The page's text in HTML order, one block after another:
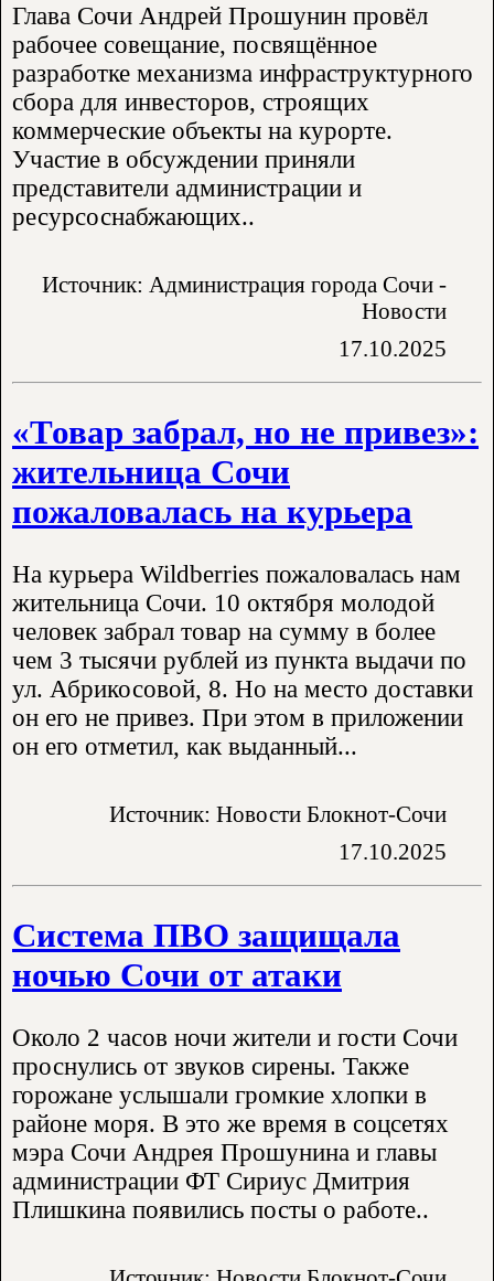
Глава Сочи Андрей Прошунин провёл
рабочее совещание, посвящённое
разработке механизма инфраструктурного
сбора для инвесторов, строящих
коммерческие объекты на курорте.
Участие в обсуждении приняли
представители администрации и
ресурсоснабжающих..
Источник: Администрация города Сочи -
Новости
17.10.2025
«Товар забрал, но не привез»:
жительница Сочи
пожаловалась на курьера
На курьера Wildberries пожаловалась нам
жительница Сочи. 10 октября молодой
человек забрал товар на сумму в более
чем 3 тысячи рублей из пункта выдачи по
ул. Абрикосовой, 8. Но на место доставки
он его не привез. При этом в приложении
он его отметил, как выданный...
Источник: Новости Блокнот-Сочи
17.10.2025
Система ПВО защищала
ночью Сочи от атаки
Около 2 часов ночи жители и гости Сочи
проснулись от звуков сирены. Также
горожане услышали громкие хлопки в
районе моря. В это же время в соцсетях
мэра Сочи Андрея Прошунина и главы
администрации ФТ Сириус Дмитрия
Плишкина появились посты о работе..